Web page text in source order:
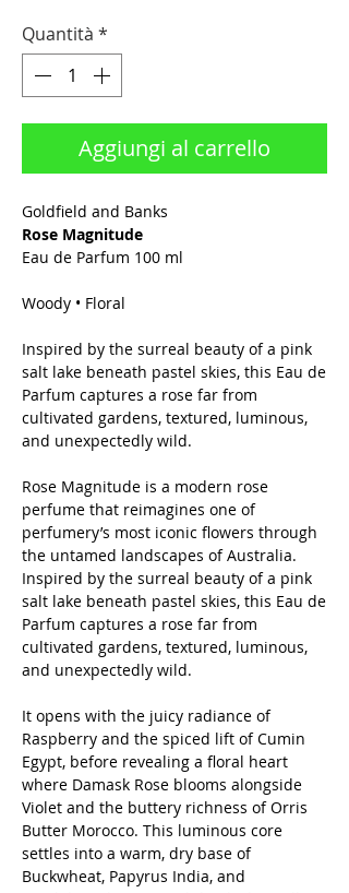
Quantità *
Aggiungi al carrello
Goldfield and Banks
Rose Magnitude
Eau de Parfum 100 ml
Woody • Floral
Inspired by the surreal beauty of a pink
salt lake beneath pastel skies, this Eau de
Parfum captures a rose far from
cultivated gardens, textured, luminous,
and unexpectedly wild.
Rose Magnitude is a modern rose
perfume that reimagines one of
perfumery’s most iconic flowers through
the untamed landscapes of Australia.
Inspired by the surreal beauty of a pink
salt lake beneath pastel skies, this Eau de
Parfum captures a rose far from
cultivated gardens, textured, luminous,
and unexpectedly wild.
It opens with the juicy radiance of
Raspberry and the spiced lift of Cumin
Egypt, before revealing a floral heart
where Damask Rose blooms alongside
Violet and the buttery richness of Orris
Butter Morocco. This luminous core
settles into a warm, dry base of
Buckwheat, Papyrus India, and